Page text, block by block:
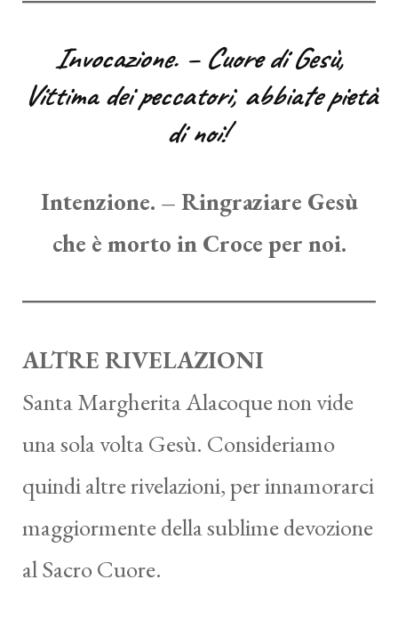
Invocazione. – Cuore di Gesù,
Vittima dei peccatori, abbiate pietà
di noi!
Intenzione. – Ringraziare Gesù
che è morto in Croce per noi.
ALTRE RIVELAZIONI
Santa Margherita Alacoque non vide
una sola volta Gesù. Consideriamo
quindi altre rivelazioni, per innamorarci
maggiormente della sublime devozione
al Sacro Cuore.